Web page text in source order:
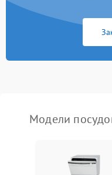
Сбои в работе таймера
Модели